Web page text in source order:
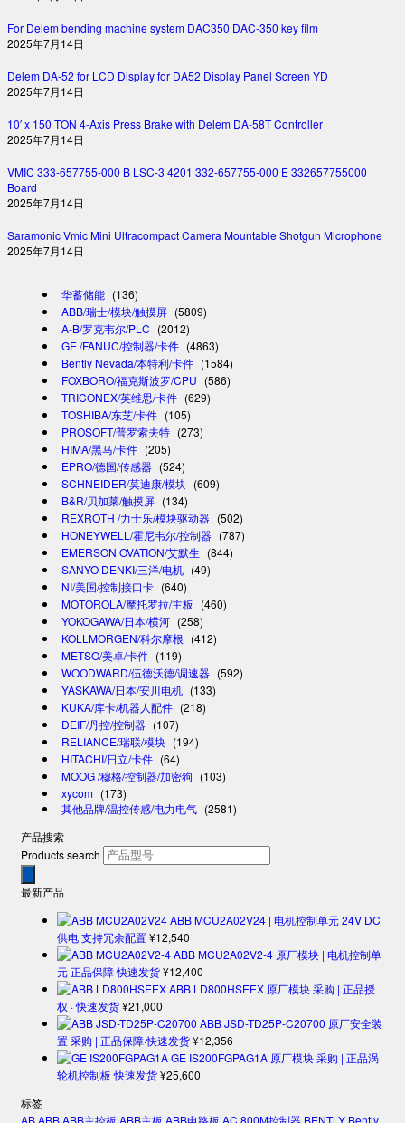
For Delem bending machine system DAC350 DAC-350 key film
2025年7月14日
Delem DA-52 for LCD Display for DA52 Display Panel Screen YD
2025年7月14日
10′ x 150 TON 4-Axis Press Brake with Delem DA-58T Controller
2025年7月14日
VMIC 333-657755-000 B LSC-3 4201 332-657755-000 E 332657755000
Board
2025年7月14日
Saramonic Vmic Mini Ultracompact Camera Mountable Shotgun Microphone
2025年7月14日
华蓄储能 (136)
ABB/瑞士/模块/触摸屏 (5809)
A-B/罗克韦尔/PLC (2012)
GE /FANUC/控制器/卡件 (4863)
Bently Nevada/本特利/卡件 (1584)
FOXBORO/福克斯波罗/CPU (586)
TRICONEX/英维思/卡件 (629)
TOSHIBA/东芝/卡件 (105)
PROSOFT/普罗索夫特 (273)
HIMA/黑马/卡件 (205)
EPRO/德国/传感器 (524)
SCHNEIDER/莫迪康/模块 (609)
B&R/贝加莱/触摸屏 (134)
REXROTH /力士乐/模块驱动器 (502)
HONEYWELL/霍尼韦尔/控制器 (787)
EMERSON OVATION/艾默生 (844)
SANYO DENKI/三洋/电机 (49)
NI/美国/控制接口卡 (640)
MOTOROLA/摩托罗拉/主板 (460)
YOKOGAWA/日本/横河 (258)
KOLLMORGEN/科尔摩根 (412)
METSO/美卓/卡件 (119)
WOODWARD/伍德沃德/调速器 (592)
YASKAWA/日本/安川电机 (133)
KUKA/库卡/机器人配件 (218)
DEIF/丹控/控制器 (107)
RELIANCE/瑞联/模块 (194)
HITACHI/日立/卡件 (64)
MOOG /穆格/控制器/加密狗 (103)
xycom (173)
其他品牌/温控传感/电力电气 (2581)
产品搜索
Products search
最新产品
ABB MCU2A02V24 | 电机控制单元 24V DC
供电 支持冗余配置¥12,540
ABB MCU2A02V2-4 原厂模块 | 电机控制单
元 正品保障·快速发货¥12,400
ABB LD800HSEEX 原厂模块 采购 | 正品授
权 · 快速发货¥21,000
ABB JSD-TD25P-C20700 原厂安全装
置 采购 | 正品保障·快速发货¥12,356
GE IS200FGPAG1A 原厂模块 采购 | 正品涡
轮机控制板 快速发货¥25,600
标签
AB ABB ABB主控板 ABB主板 ABB电路板 AC 800M控制器 BENTLY Bently